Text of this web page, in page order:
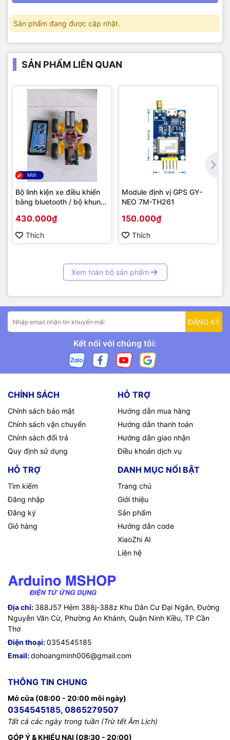
Sản phẩm đang được cập nhật.
SẢN PHẨM LIÊN QUAN
Mới
Bộ linh kiện xe điều khiển
bằng bluetooth / bộ khung
430.000₫
Thích
Module định vị GPS GY-
NEO 7M-TH261
150.000₫
Thích
Xem toàn bộ sản phẩm
ĐĂNG KÝ
Kết nối với chúng tôi:
CHÍNH SÁCH
Chính sách bảo mật
Chính sách vận chuyển
Chính sách đổi trả
Quy định sử dụng
HỖ TRỢ
Hướng dẫn mua hàng
Hướng dẫn thanh toán
Hướng dẫn giao nhận
Điều khoản dịch vụ
HỖ TRỢ
Tìm kiếm
Đăng nhập
Đăng ký
Giỏ hàng
DANH MỤC NỔI BẬT
Trang chủ
Giới thiệu
Sản phẩm
Hướng dẫn code
XiaoZhi AI
Liên hệ
Địa chỉ: 388J57 Hẻm 388j-388z Khu Dân Cư Đại Ngân, Đường
Nguyễn Văn Cừ, Phường An Khánh, Quận Ninh Kiều, TP Cần
Thơ
Điện thoại:0354545185
Email:dohoangminh006@gmail.com
THÔNG TIN CHUNG
Mở cửa (08:00 - 20:00 mỗi ngày)
0354545185, 0865279507
Tất cả các ngày trong tuần (Trừ tết Âm Lịch)
GÓP Ý & KHIẾU NẠI (08:30 - 20:00)